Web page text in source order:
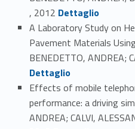
, 2012 Link identifier #identifier_person_136931-33
Dettaglio
A Laboratory Study on
Pavement Materials
BENEDETTO, ANDREA;
Dettaglio
Effects of mobile
performance: a driving
ANDREA; CALVI,